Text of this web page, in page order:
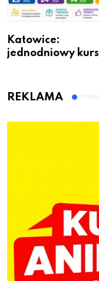
Katowice:
jednodniowy kurs
dzieci
REKLAMA